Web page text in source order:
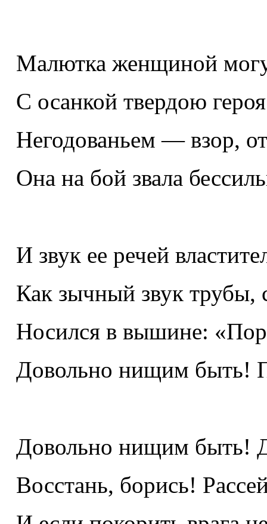
Малютка женщиной
С осанкой твердою
Негодованьем — взор,
Она на бой звала
И звук ее речей
Как зычный звук
Носился в вышине:
Довольно нищим быть!
Довольно нищим быть!
Восстань, борись!